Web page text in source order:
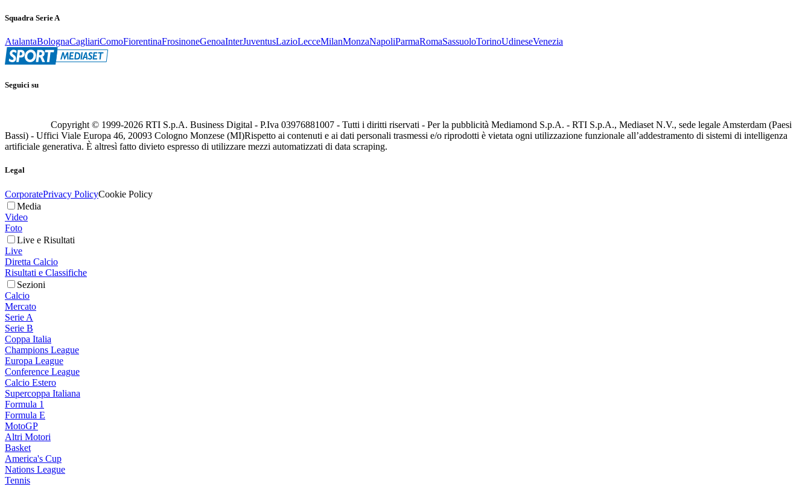
Squadra Serie A
AtalantaBolognaCagliariComoFiorentinaFrosinoneGenoaInterJuventusLazioLecceMilanMonzaNapoliParmaRomaSassuoloTorinoUdineseVenezia
Seguici su
Copyright © 1999-2026 RTI S.p.A. Business Digital - P.Iva 03976881007 - Tutti i diritti riservati - Per la pubblicità Mediamond S.p.A. - RTI S.p.A., Mediaset N.V., sede legale Amsterdam (Paesi
Bassi) - Uffici Viale Europa 46, 20093 Cologno Monzese (MI)Rispetto ai contenuti e ai dati personali trasmessi e/o riprodotti è vietata ogni utilizzazione funzionale all’addestramento di sistemi di intelligenza
artificiale generativa. È altresì fatto divieto espresso di utilizzare mezzi automatizzati di data scraping.
Legal
CorporatePrivacy PolicyCookie Policy
Media
Video
Foto
Live e Risultati
Live
Diretta Calcio
Risultati e Classifiche
Sezioni
Calcio
Mercato
Serie A
Serie B
Coppa Italia
Champions League
Europa League
Conference League
Calcio Estero
Supercoppa Italiana
Formula 1
Formula E
MotoGP
Altri Motori
Basket
America's Cup
Nations League
Tennis